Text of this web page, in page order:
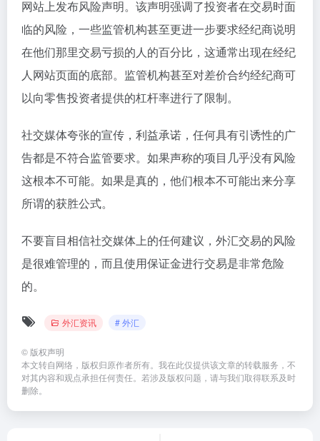
网站上发布风险声明。该声明强调了投资者在交易时面
临的风险，一些监管机构甚至更进一步要求经纪商说明
在他们那里交易亏损的人的百分比，这通常出现在经纪
人网站页面的底部。监管机构甚至对差价合约经纪商可
以向零售投资者提供的杠杆率进行了限制。
社交媒体夸张的宣传，利益承诺，任何具有引诱性的广
告都是不符合监管要求。如果声称的项目几乎没有风险
这根本不可能。如果是真的，他们根本不可能出来分享
所谓的获胜公式。
不要盲目相信社交媒体上的任何建议，外汇交易的风险
是很难管理的，而且使用保证金进行交易是非常危险
的。
外汇资讯 # 外汇
© 版权声明
本文转自网络，版权归原作者所有。我在此仅提供该文章的转载服务，不
对其内容和观点承担任何责任。若涉及版权问题，请与我们取得联系及时
删除。